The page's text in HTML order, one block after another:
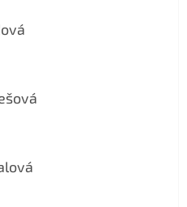
je 5 z 5 hvězdiček.
je 5 z 5 hvězdiček.
je 5 z 5 hvězdiček.